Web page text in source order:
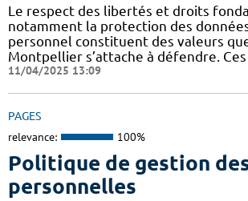
Le respect des libertés et droits
notamment la protection des
personnel constituent des valeurs
Montpellier s’attache à défendre.
11/04/2025 13:09
PAGES
relevance: 100%
Politique de gestion
personnelles